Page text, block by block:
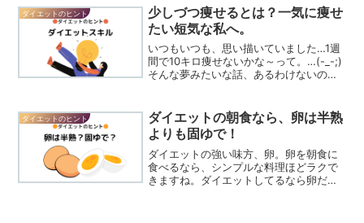
る！と始めるものの…5日も続かない…！
夕飯をドリンクに置き換え...
ダイエットのヒント
少しづつ痩せるとは？一気に痩せ
たい短気な私へ。
いつもいつも、思い描いていました…1週
間で10キロ痩せないかな～って。…(-_-;)
そんな夢みたいな話、あるわけないの
う」が正解。この「少しづつ痩せる」を
曖昧にせず、具体...
ダイエットのヒント
ダイエットの朝食なら、卵は半熟
よりも固ゆで！
ダイエットの強い味方、卵。卵を朝食に
食べるなら、シンプルな料理ほどラクで
きますね。ダイエットしてるなら卵だっ